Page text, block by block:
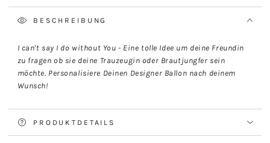
BESCHREIBUNG
I can't say I do without You - Eine tolle Idee um deine Freundin
zu fragen ob sie deine Trauzeugin oder Brautjungfer sein
möchte. Personalisiere Deinen Designer Ballon nach deinem
Wunsch!
PRODUKTDETAILS